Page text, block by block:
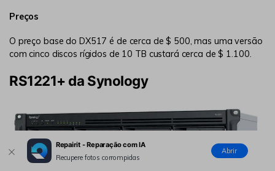
Preços
O preço base do DX517 é de cerca de $ 500, mas uma versão
com cinco discos rígidos de 10 TB custará cerca de $ 1.100.
RS1221+ da Synology
Repairit - Reparação com IA
Recupere fotos corrompidas
Abrir